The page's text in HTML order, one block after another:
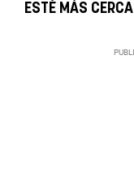
ESTÉ MÁS CERCA